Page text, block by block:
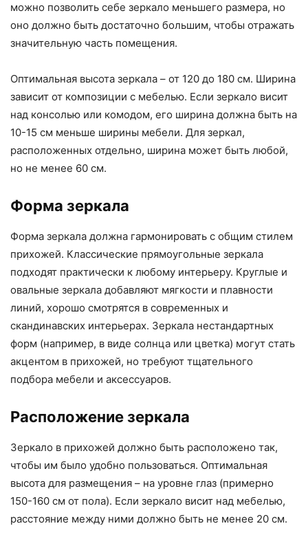
можно позволить себе зеркало меньшего размера, но
оно должно быть достаточно большим, чтобы отражать
значительную часть помещения.
Оптимальная высота зеркала – от 120 до 180 см. Ширина
зависит от композиции с мебелью. Если зеркало висит
над консолью или комодом, его ширина должна быть на
10-15 см меньше ширины мебели. Для зеркал,
расположенных отдельно, ширина может быть любой,
но не менее 60 см.
Форма зеркала
Форма зеркала должна гармонировать с общим стилем
прихожей. Классические прямоугольные зеркала
подходят практически к любому интерьеру. Круглые и
овальные зеркала добавляют мягкости и плавности
линий, хорошо смотрятся в современных и
скандинавских интерьерах. Зеркала нестандартных
форм (например, в виде солнца или цветка) могут стать
акцентом в прихожей, но требуют тщательного
подбора мебели и аксессуаров.
Расположение зеркала
Зеркало в прихожей должно быть расположено так,
чтобы им было удобно пользоваться. Оптимальная
высота для размещения – на уровне глаз (примерно
150-160 см от пола). Если зеркало висит над мебелью,
расстояние между ними должно быть не менее 20 см.